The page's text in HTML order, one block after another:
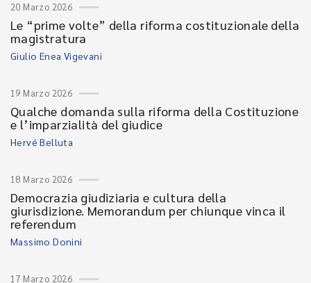
20 Marzo 2026
Le “prime volte” della riforma costituzionale della
magistratura
Giulio Enea Vigevani
19 Marzo 2026
Qualche domanda sulla riforma della Costituzione
e l’imparzialità del giudice
Hervé Belluta
18 Marzo 2026
Democrazia giudiziaria e cultura della
giurisdizione. Memorandum per chiunque vinca il
referendum
Massimo Donini
17 Marzo 2026